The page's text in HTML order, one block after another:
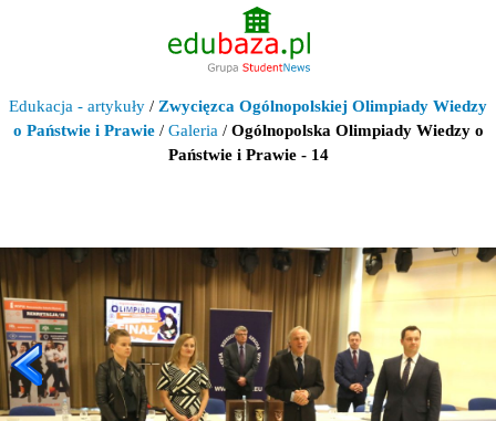
Edukacja - artykuły / Zwycięzca Ogólnopolskiej Olimpiady Wiedzy
o Państwie i Prawie/ Galeria / Ogólnopolska Olimpiady Wiedzy o
Państwie i Prawie - 14